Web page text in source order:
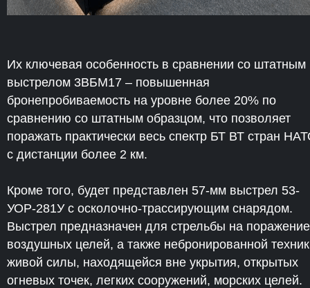
Их ключевая особенность в сравнении со штатным
выстрелом 3ВБМ17 – повышенная
бронепробиваемость на уровне более 20% по
сравнению со штатным образцом, что позволяет
поражать практически весь спектр БТ ВТ стран
с дистанции более 2 км.
Кроме того, будет представлен 57-мм выстрел 53-
УОР-281У с осколочно-трассирующим снарядом.
Выстрел предназначен для стрельбы на поражение
воздушных целей, а также небронированной
живой силы, находящейся вне укрытия, открытых
огневых точек, легких сооружений, морских целей.